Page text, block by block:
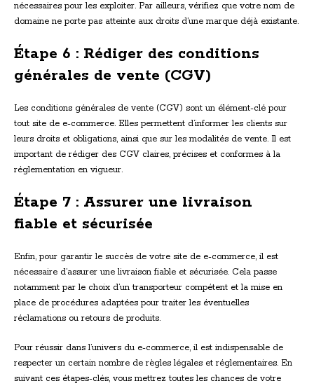
nécessaires pour les exploiter. Par ailleurs, vérifiez que votre nom de
domaine ne porte pas atteinte aux droits d’une marque déjà existante.
Étape 6 : Rédiger des conditions
générales de vente (CGV)
Les conditions générales de vente (CGV) sont un élément-clé pour
tout site de e-commerce. Elles permettent d’informer les clients sur
leurs droits et obligations, ainsi que sur les modalités de vente. Il est
important de rédiger des CGV claires, précises et conformes à la
réglementation en vigueur.
Étape 7 : Assurer une livraison
fiable et sécurisée
Enfin, pour garantir le succès de votre site de e-commerce, il est
nécessaire d’assurer une livraison fiable et sécurisée. Cela passe
notamment par le choix d’un transporteur compétent et la mise en
place de procédures adaptées pour traiter les éventuelles
réclamations ou retours de produits.
Pour réussir dans l’univers du e-commerce, il est indispensable de
respecter un certain nombre de règles légales et réglementaires. En
suivant ces étapes-clés, vous mettrez toutes les chances de votre